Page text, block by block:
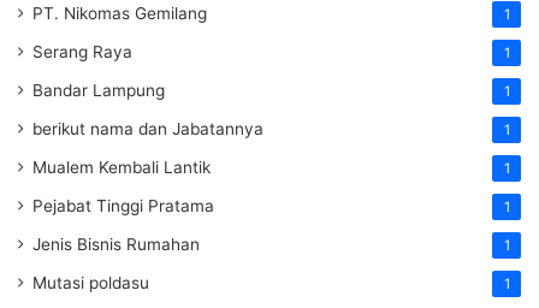
PT. Nikomas Gemilang 1
Serang Raya 1
Bandar Lampung 1
berikut nama dan Jabatannya 1
Mualem Kembali Lantik 1
Pejabat Tinggi Pratama 1
Jenis Bisnis Rumahan 1
Mutasi poldasu 1